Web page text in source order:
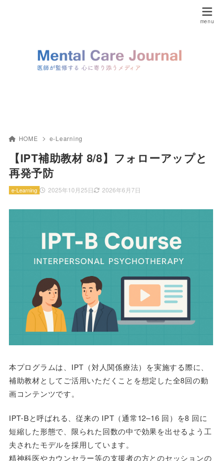
HOME e-Learning
【IPT補助教材 8/8】フォローアップと
再発予防
2025年10月25日 2026年6月7日
e-Learning
本プログラムは、IPT（対人関係療法）を実施する際に、
補助教材としてご活用いただくことを想定した全8回の動
画コンテンツです。
IPT-Bと呼ばれる、従来の IPT（通常12–16 回）を8 回に
短縮した形態で、限られた回数の中で効果を出せるよう工
夫されたモデルを採用しています。
精神科医やカウンセラー等の支援者の方とのセッションの